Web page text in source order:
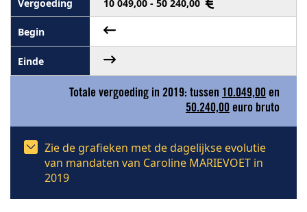
10 049,00 - 50 240,00
Totale vergoeding in 2019: tussen 10.049,00 en
50.240,00 euro bruto
Zie de grafieken met de dagelijkse evolutie
van mandaten van Caroline MARIEVOET in
2019